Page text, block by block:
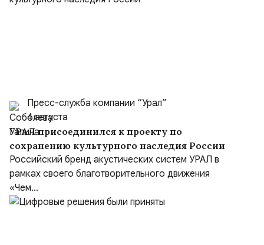
Пресс-служба компании “Урал”
4 августа
УРАЛ присоединился к проекту по
сохранению культурного наследия России
Российский бренд акустических систем УРАЛ в
рамках своего благотворительного движения
«Чем...